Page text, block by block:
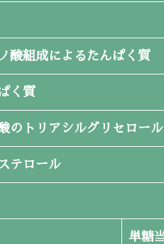
酸組成によるたんぱく質
く質
のトリアシルグリセロー
テロール
単糖